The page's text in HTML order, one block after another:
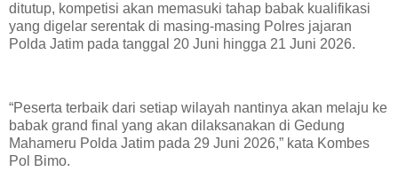
ditutup, kompetisi akan memasuki tahap babak kualifikasi
yang digelar serentak di masing-masing Polres jajaran
Polda Jatim pada tanggal 20 Juni hingga 21 Juni 2026.
“Peserta terbaik dari setiap wilayah nantinya akan melaju ke
babak grand final yang akan dilaksanakan di Gedung
Mahameru Polda Jatim pada 29 Juni 2026,” kata Kombes
Pol Bimo.